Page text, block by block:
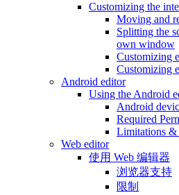
Customizing the
Moving and
Splitting the
own window
Customizing
Customizing
Android editor
Using the Android
Android
Required
Limitations &
Web editor
使用 Web 编辑器
浏览器支持
限制